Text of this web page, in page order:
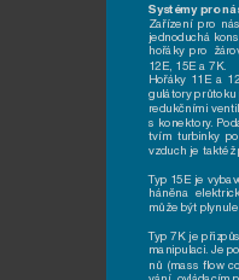
Systémy pro
Zařízení pro
jednoduchá
hořáky pro
12E, 15E a 7K.
Hořáky 11E a
gulátory průtoku
redukčními
s konektory. P
tvím turbinky
vzduch je taktéž
Typ 15E je vybav
háněna elektr
může být
Typ 7K je př
manipulaci. Je
nů (mass ﬂow